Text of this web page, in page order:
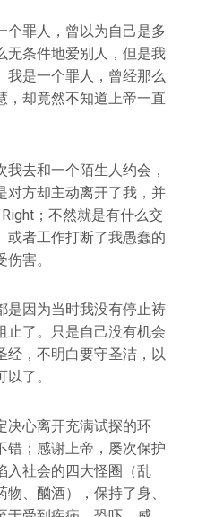
个罪人，曾以为自己是多
无条件地爱别人，但是我
我是一个罪人，曾经那么
，却竟然不知道上帝一直
去和一个陌生人约会，
对方却主动离开了我，并
；不然就是有什么交
或者工作打断了我愚蠢的
害。
是因为当时我没有停止祷
止了。只是自己没有机会
经，不明白要守圣洁，以
了。
决心离开充满试探的环
错；感谢上帝，屡次保护
入社会的四大怪圈（乱
、酗酒），保持了身、